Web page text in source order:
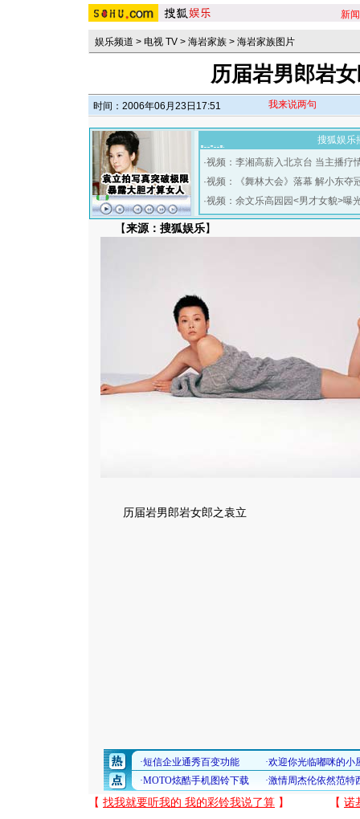
新闻
娱乐频道 > 电视 TV > 海岩家族 > 海岩家族图片
历届岩男郎岩
时间：2006年06月23日17:51 我来说两句
搜狐娱乐
·视频：李湘高薪入北京台 当主播疗
·视频：《舞林大会》落幕 解小东夺
·视频：余文乐高园园<男才女貌>曝
【来源：搜狐娱乐】
历届岩男郎岩女郎之袁立